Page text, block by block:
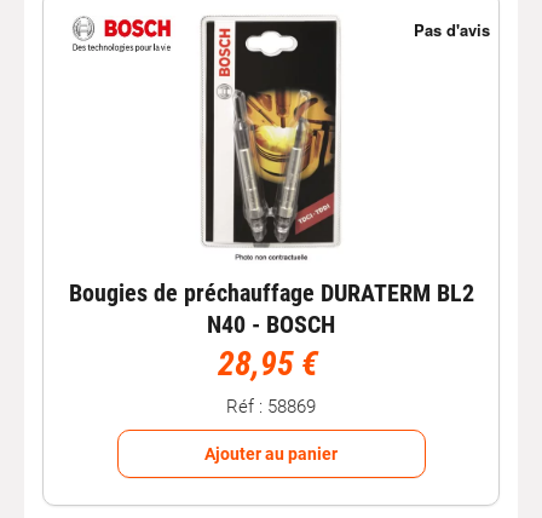
Bougies de préchauffage DURATERM BL2
N40 - BOSCH
28,95 €
Réf : 58869
Ajouter au panier